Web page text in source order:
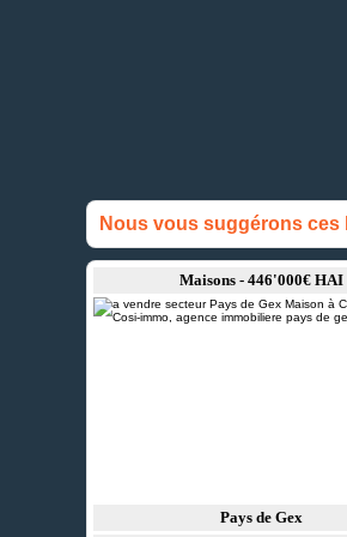
Nous vous suggérons
Maisons - 446'000€ HAI
Pays de Gex